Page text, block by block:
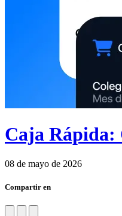
Caja Rápida:
08 de mayo de 2026
Compartir en